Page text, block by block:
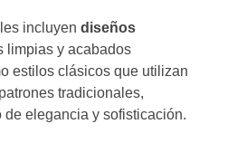
incluyen diseños
limpias y acabados
estilos clásicos que utilizan
tradicionales,
elegancia y sofisticación.